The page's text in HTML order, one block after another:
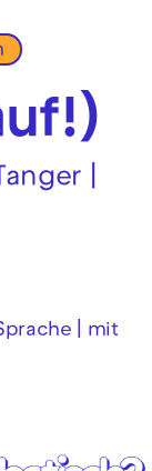
springen
|
| mit